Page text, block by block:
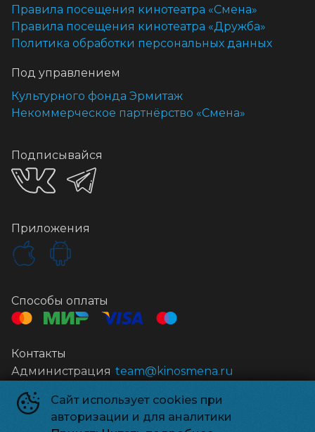
Сайт использует cookies при
авторизации и для аналитики
Правила посещения кинотеатра «Смена»
Правила посещения кинотеатра «Дружба»
Политика обработки персональных данных
Под управлением
Культурного фонда Эрмитаж
Некоммерческое партнёрство «Смена»
Подписывайся
Приложения
Способы оплаты
Контакты
Администрация team@kinosmena.ru
Киносмена © 2026
Powered byp24.app